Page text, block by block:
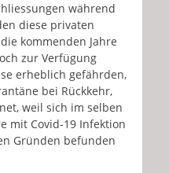
während
diese privaten
kommenden Jahre
zur Verfügung
erheblich gefährden,
bei Rückkehr,
weil sich im selben
mit Covid-19 Infektion
Gründen befunden